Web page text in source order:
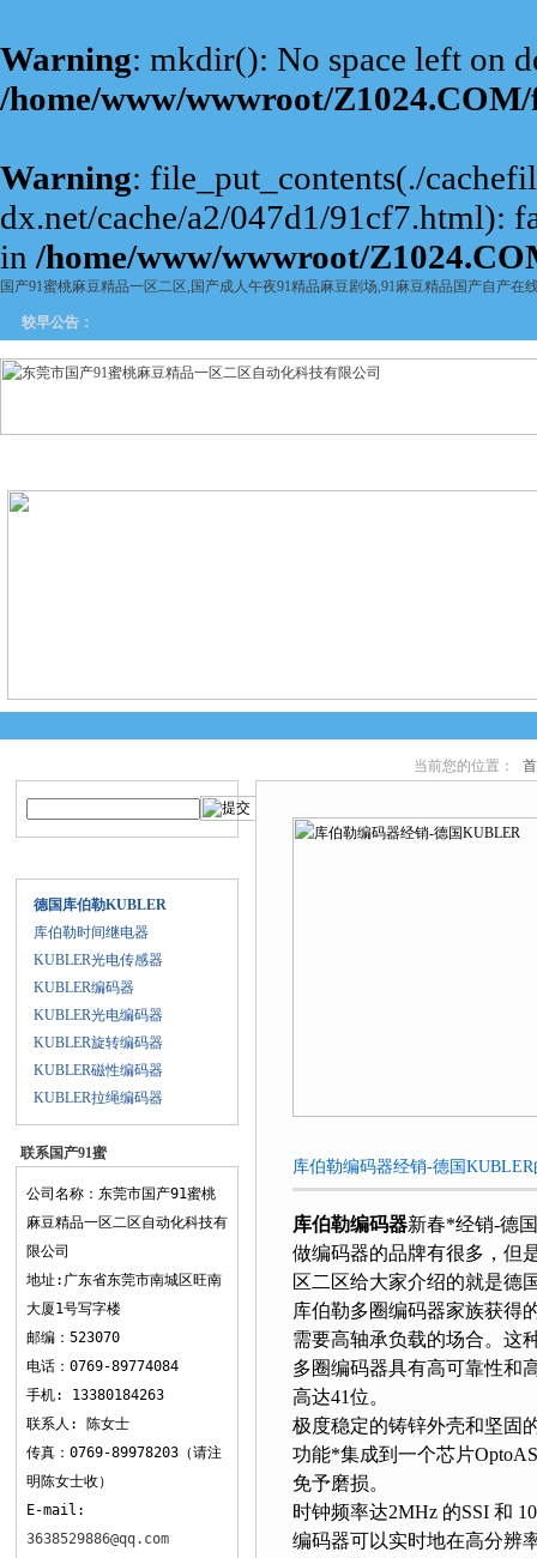
Warning: mkdir(): No space left on
/home/www/wwwroot/
Warning: file_put_contents(./
dx.net/cache/a2/047d1/91cf7.html):
in /home/www/wwwroot/
国产91蜜桃麻豆精品一区二区,国产成人午夜91精品麻豆剧场,91麻豆精品国产自产在
较早公告：
豆精品一区二区
德国库伯勒KUBLER
库伯勒时间继电器
KUBLER光电传感器
KUBLER编码器
KUBLER光电编码器
KUBLER旋转编码器
KUBLER磁性编码器
KUBLER拉绳编码器
联系国产91蜜
桃麻豆精品一
区二区
公司名称：东莞市国产91蜜桃
麻豆精品一区二区自动化科技有
限公司
地址:广东省东莞市南城区旺南
大厦1号写字楼
邮编：523070
电话：0769-89774084
手机: 13380184263
联系人: 陈女士
传真：0769-89978203（请注
明陈女士收）
E-mail:
3638529886@qq.com
当前您的位置：
库伯勒编码器经销-德国
库伯勒编码器新春*经销-德
做编码器的品牌有很多，但
区二区给大家介绍的就是德
库伯勒多圈编码器家族获得
需要高轴承负载的场合。这
多圈编码器具有高可靠性和
高达41位。
极度稳定的铸锌外壳和坚固
功能*集成到一个芯片
免予磨损。
时钟频率达2MHz 的SSI 和
编码器可以实时地在高分辨